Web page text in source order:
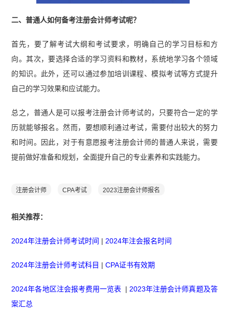
二、普通人如何备考注册会计师考试呢？
首先，要了解考试大纲和考试要求，明确自己的学习目标和方
向。其次，要选择合适的学习资料和教材，系统地学习各个领域
的知识。此外，还可以通过参加培训课程、模拟考试等方式提升
自己的学习效果和应试能力。
总之，普通人是可以报考注册会计师考试的，只要符合一定的学
历就能够报名。然而，要想顺利通过考试，需要付出较大的努力
和时间。因此，对于有意愿报考注册会计师的普通人来说，需要
提前做好准备和规划，全面提升自己的专业素养和实践能力。
注册会计师 CPA考试 2023注册会计师报名
相关推荐：
2024年注册会计师考试时间 | 2024年注会报名时间
2024年注册会计师考试科目 |CPA证书有效期
2024年各地区注会报考费用一览表 | 2023年注册会计师真题及答
案汇总